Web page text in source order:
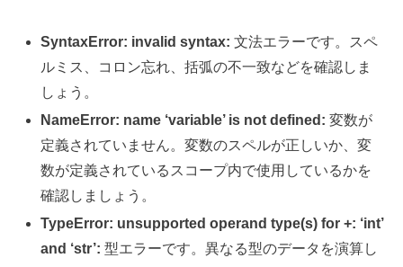
SyntaxError: invalid syntax: 文法エラーです。スペ
ルミス、コロン忘れ、括弧の不一致などを確認しま
しょう。
NameError: name ‘variable’ is not defined: 変数が
定義されていません。変数のスペルが正しいか、変
数が定義されているスコープ内で使用しているかを
確認しましょう。
TypeError: unsupported operand type(s) for +: ‘int’
and ‘str’: 型エラーです。異なる型のデータを演算し